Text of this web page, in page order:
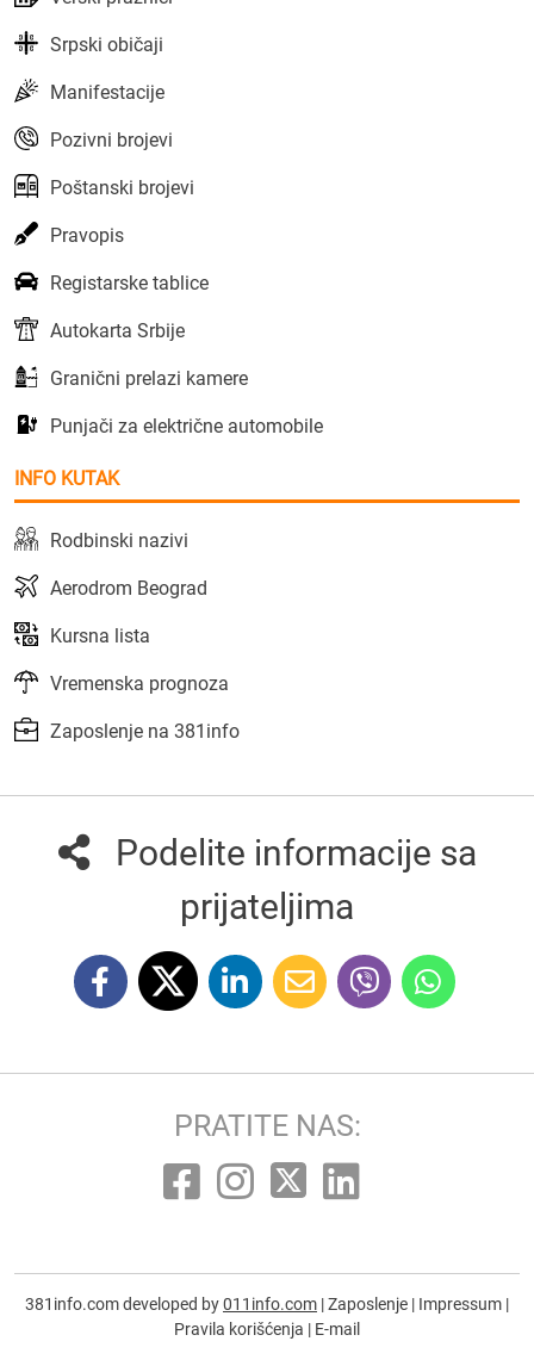
Srpski običaji
Manifestacije
Pozivni brojevi
Poštanski brojevi
Pravopis
Registarske tablice
Autokarta Srbije
Granični prelazi kamere
Punjači za električne automobile
INFO KUTAK
Rodbinski nazivi
Aerodrom Beograd
Kursna lista
Vremenska prognoza
Zaposlenje na 381info
Podelite informacije sa
prijateljima
PRATITE NAS:
381info.com developed by011info.com |Zaposlenje | Impressum |
Pravila korišćenja | E-mail